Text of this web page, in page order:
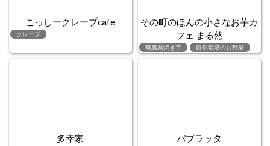
こっしークレープcafe
クレープ
その町のほんの小さなお芋カ
フェ まる然
無農薬焼き芋 自然栽培のお野菜
多幸家 パブラッタ